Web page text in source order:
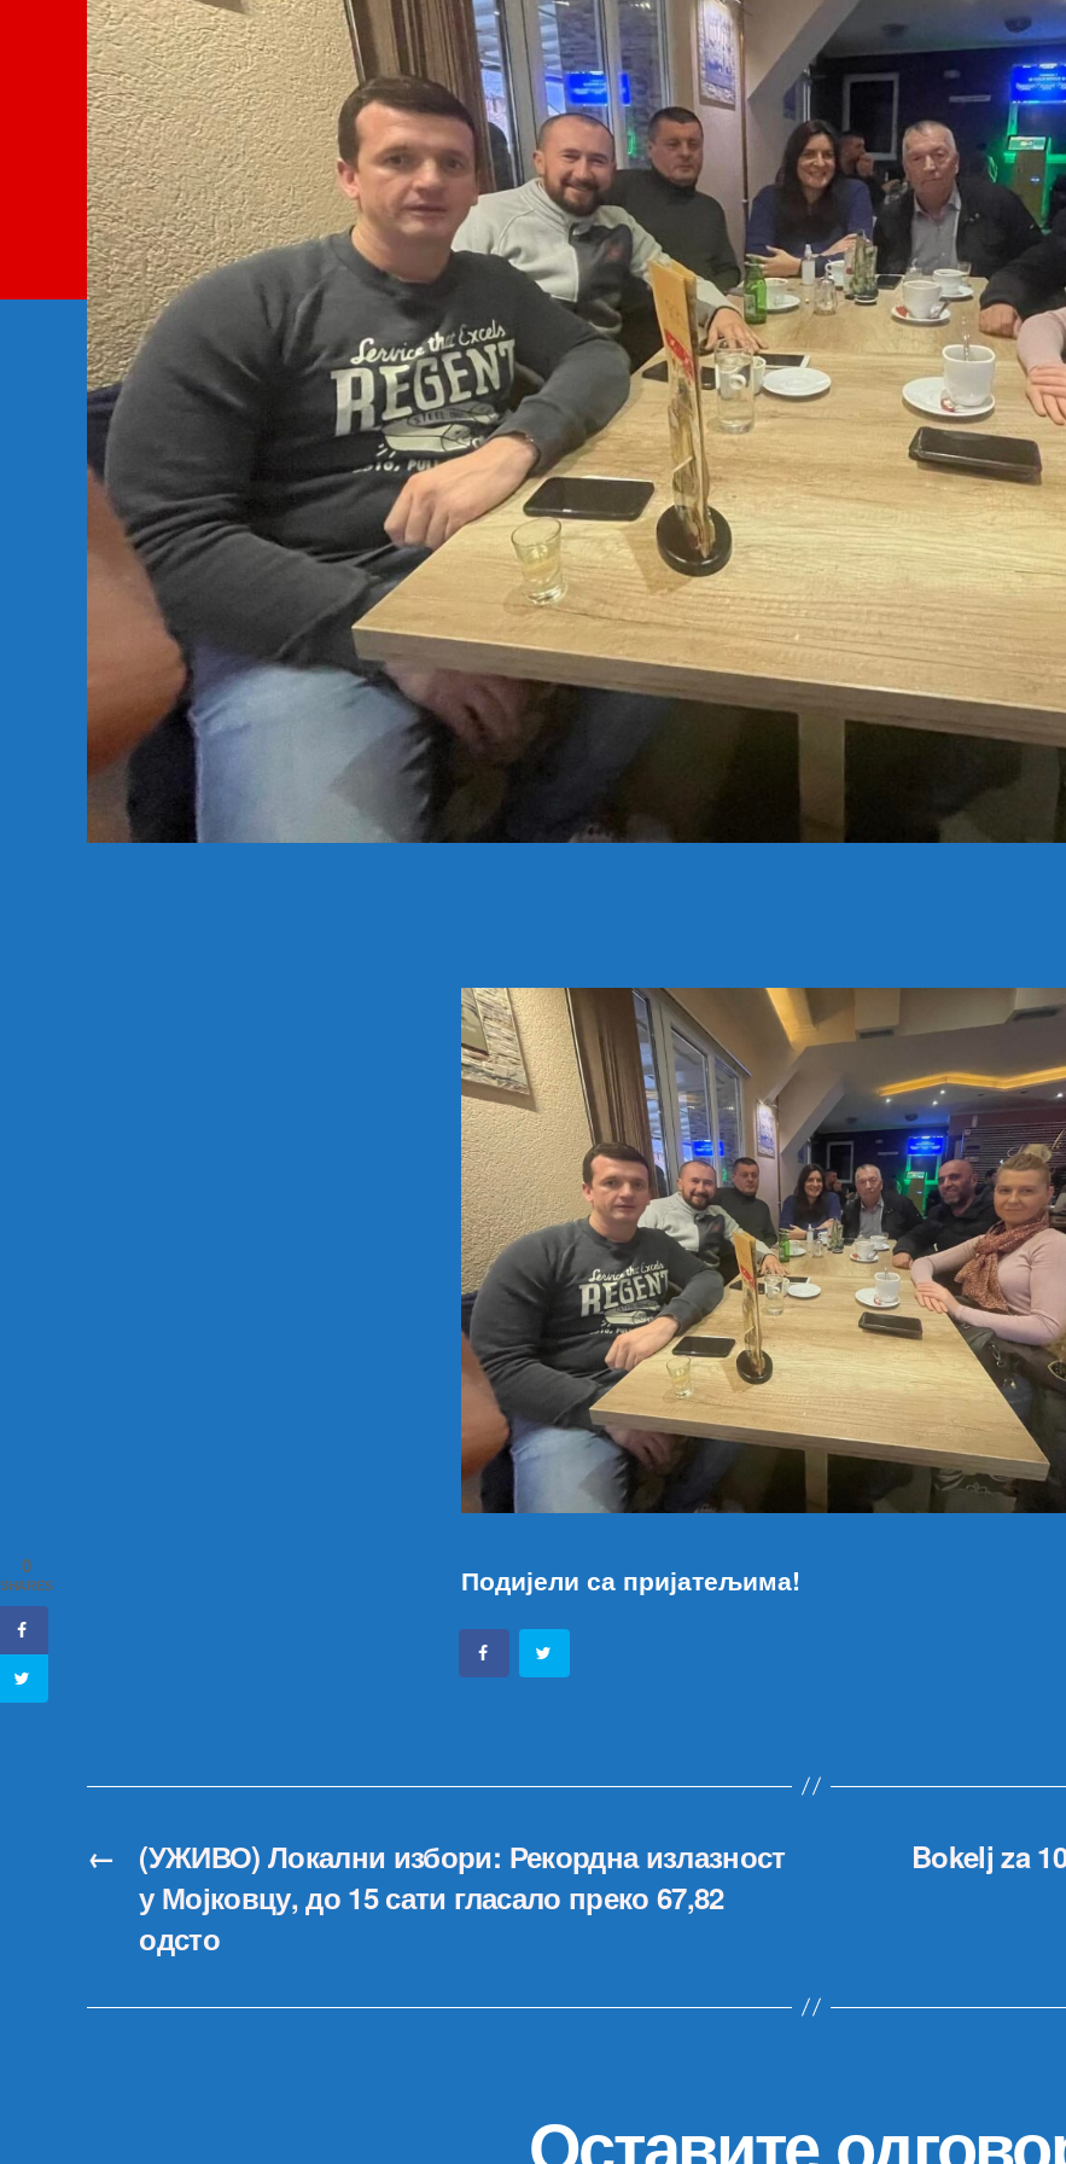
Подијели са пријатељима!
←
(УЖИВО) Локални избори: Рекордна излазност
у Мојковцу, до 15 сати гласало преко 67,82
одсто
Bokelj za
Оставите
0
SHARES